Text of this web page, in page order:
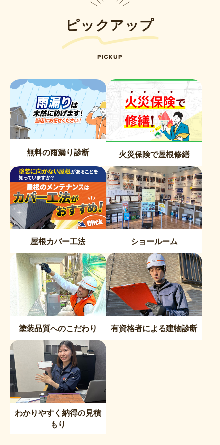
ピックアップ
PICKUP
無料の雨漏り診断 火災保険で屋根修繕
屋根カバー工法 ショールーム
塗装品質へのこだわり 有資格者による建物診断
わかりやすく納得の見積
もり